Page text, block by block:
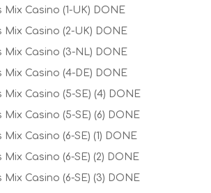
Mix Casino (1-UK) DONE
Mix Casino (2-UK) DONE
Mix Casino (3-NL) DONE
Mix Casino (4-DE) DONE
Mix Casino (5-SE) (4) DONE
Mix Casino (5-SE) (6) DONE
Mix Casino (6-SE) (1) DONE
Mix Casino (6-SE) (2) DONE
Mix Casino (6-SE) (3) DONE